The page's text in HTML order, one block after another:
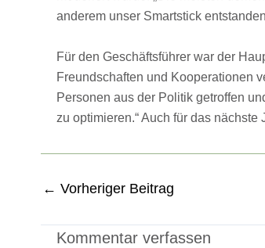
anderem unser Smartstick
Für den Geschäftsführer war der
Freundschaften und Kooperationen
Personen aus der Politik getroffen
zu optimieren.“ Auch für das
← Vorheriger Beitrag
Kommentar verfassen